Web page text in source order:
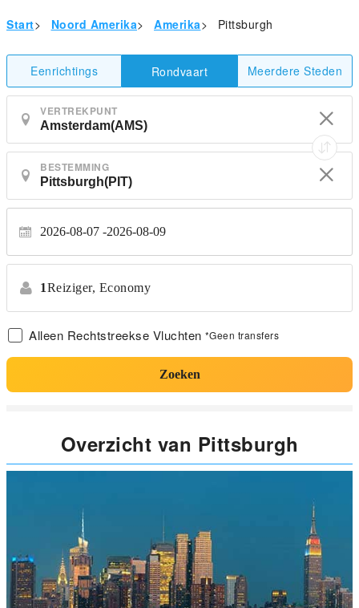
Start> Noord Amerika> Amerika> Pittsburgh
Eenrichtings Rondvaart Meerdere Steden
VERTREKPUNT
BESTEMMING
2026-08-07 2026-08-09
1Reiziger, Economy
Alleen Rechtstreekse Vluchten *Geen transfers
Zoeken
Overzicht van Pittsburgh